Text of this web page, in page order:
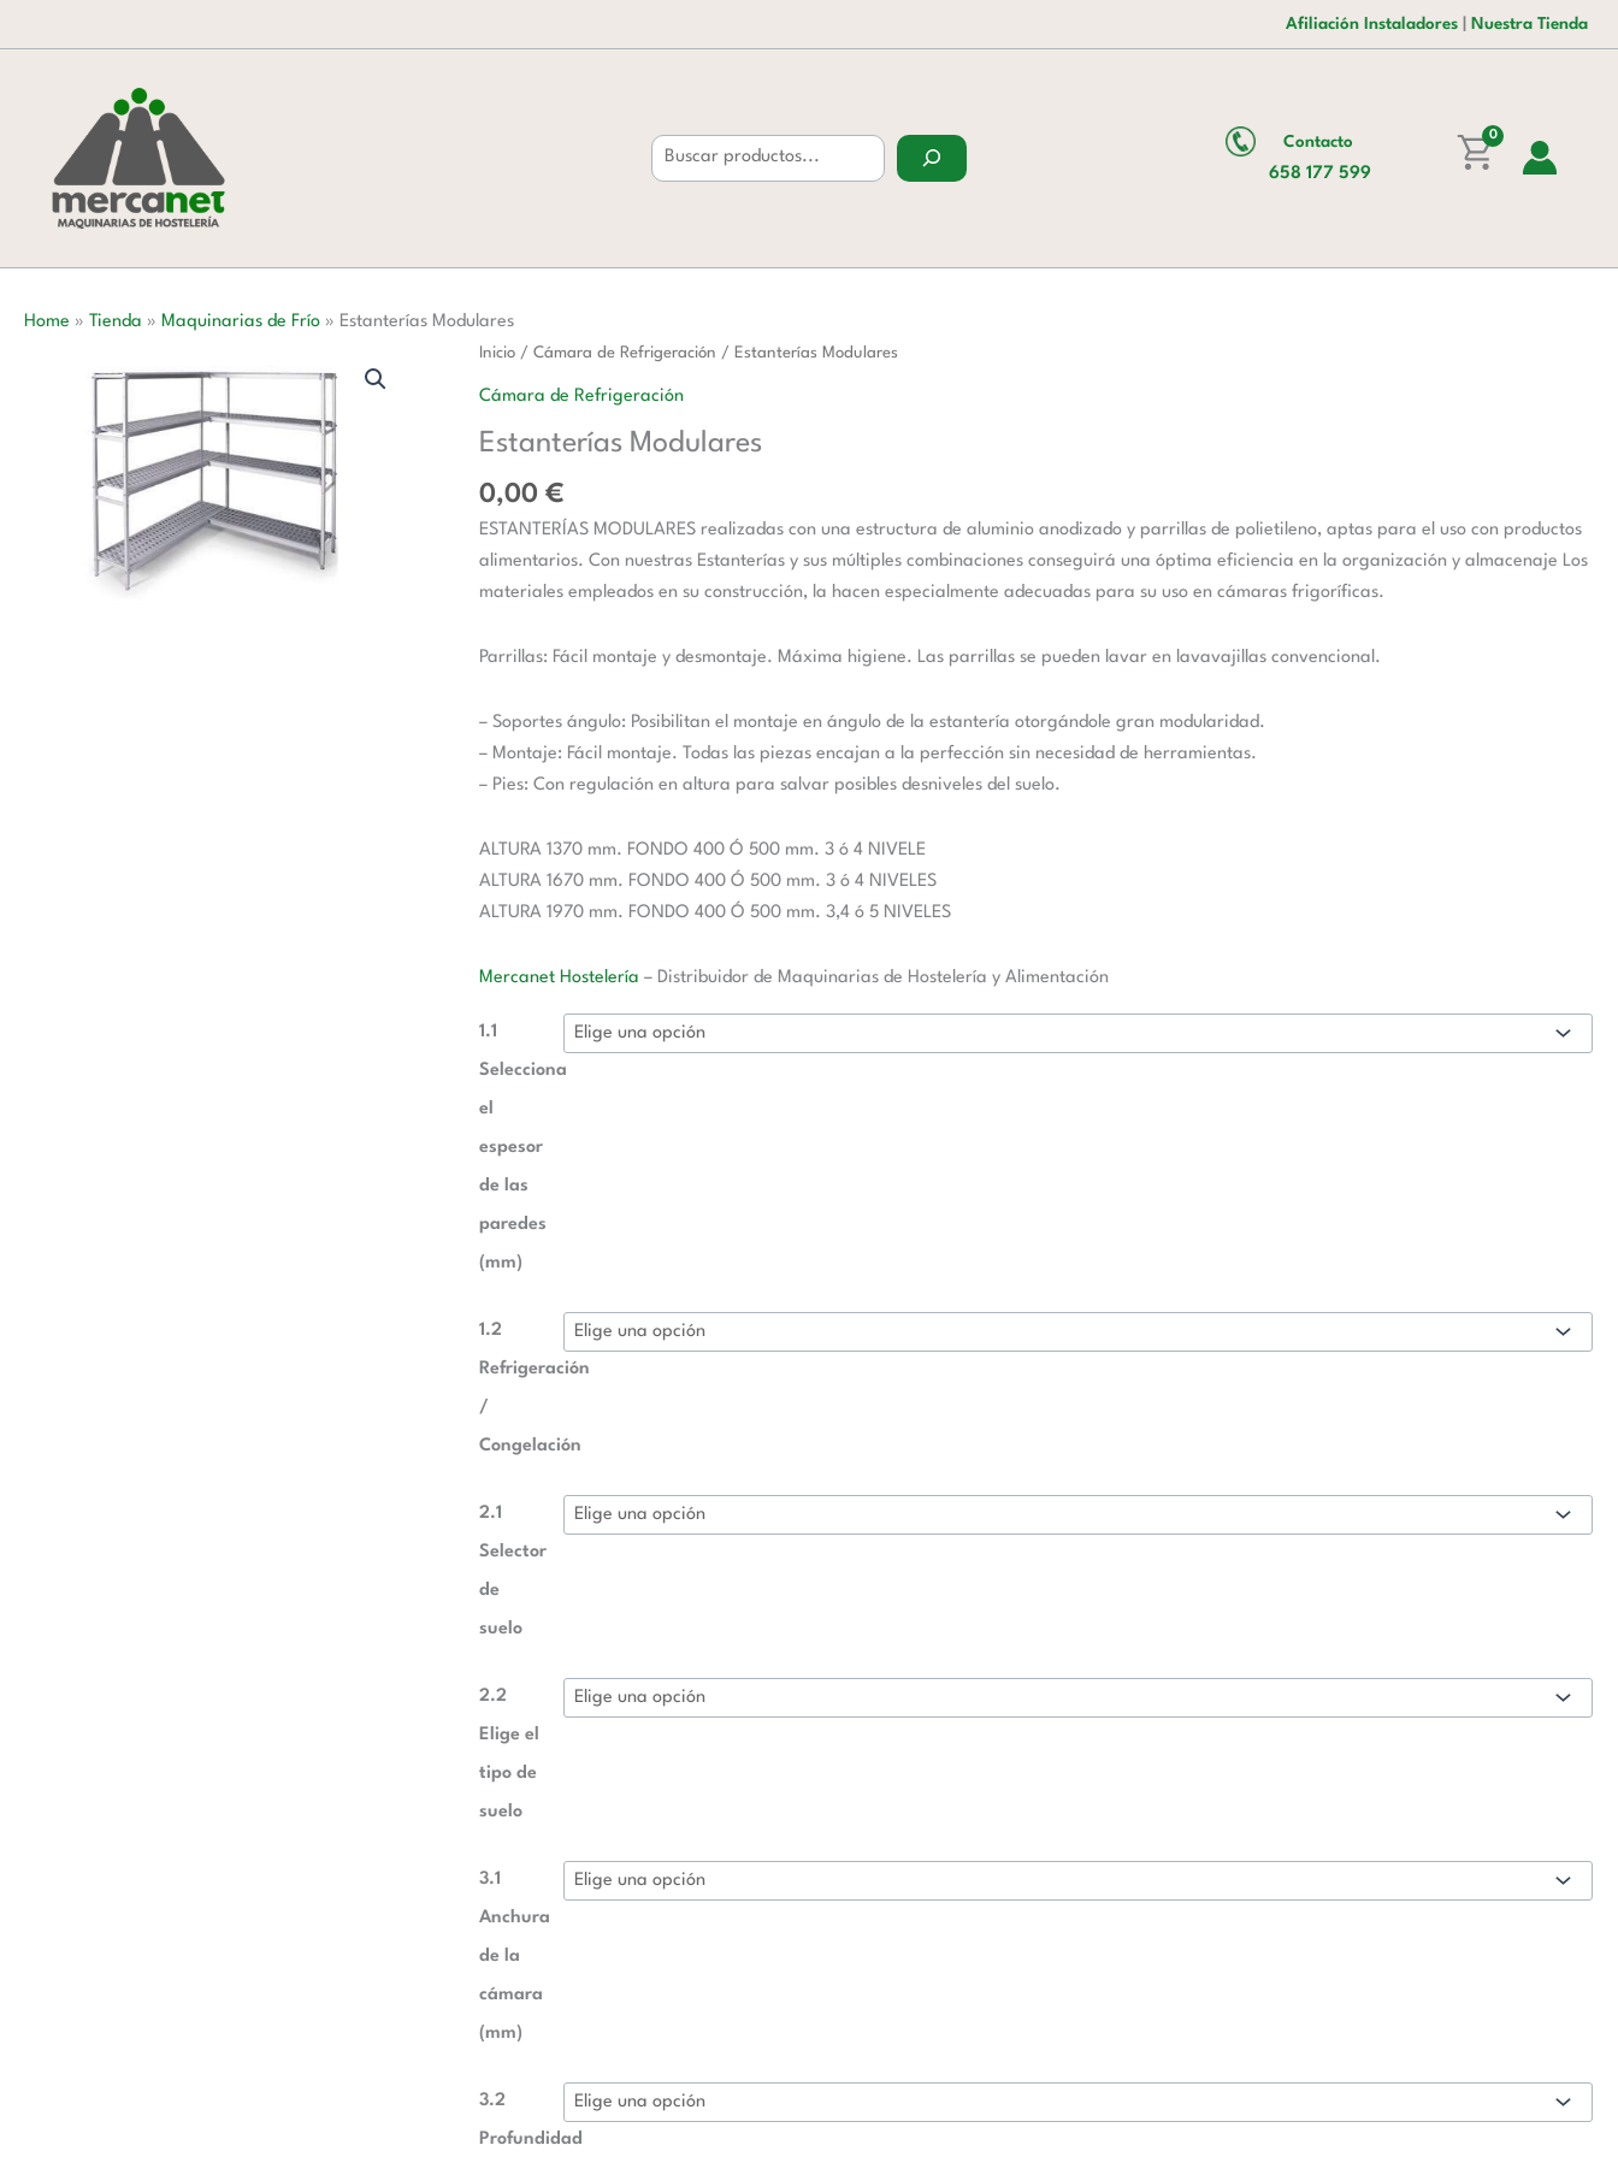
al
Afiliación Instaladores Nuestra Tienda
Contacto
658 177 599
0
Home » Tienda » Maquinarias de Frío » Estanterías Modulares
Inicio /Cámara de Refrigeración / Estanterías Modulares
Cámara de Refrigeración
Estanterías Modulares
0,00€
ESTANTERÍAS MODULARES realizadas con una estructura de aluminio anodizado y parrillas de polietileno, aptas para el uso con productos
alimentarios. Con nuestras Estanterías y sus múltiples combinaciones conseguirá una óptima eficiencia en la organización y almacenaje Los
materiales empleados en su construcción, la hacen especialmente adecuadas para su uso en cámaras frigoríficas.
Parrillas: Fácil montaje y desmontaje. Máxima higiene. Las parrillas se pueden lavar en lavavajillas convencional.
– Soportes ángulo: Posibilitan el montaje en ángulo de la estantería otorgándole gran modularidad.
– Montaje: Fácil montaje. Todas las piezas encajan a la perfección sin necesidad de herramientas.
– Pies: Con regulación en altura para salvar posibles desniveles del suelo.
ALTURA 1370 mm. FONDO 400 Ó 500 mm. 3 ó 4 NIVELE
ALTURA 1670 mm. FONDO 400 Ó 500 mm. 3 ó 4 NIVELES
ALTURA 1970 mm. FONDO 400 Ó 500 mm. 3,4 ó 5 NIVELES
Mercanet Hostelería – Distribuidor de Maquinarias de Hostelería y Alimentación
1.1
Selecciona
el
espesor
de las
paredes
(mm)
1.2
Refrigeración
/
Congelación
2.1
Selector
de
suelo
2.2
Elige el
tipo de
suelo
3.1
Anchura
de la
cámara
(mm)
3.2
Profundidad
Estanterías